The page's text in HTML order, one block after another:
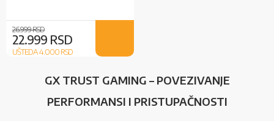
26.999 RSD
22.999 RSD
UŠTEDA 4.000RSD
GX TRUST GAMING – POVEZIVANJE
PERFORMANSI I PRISTUPAČNOSTI